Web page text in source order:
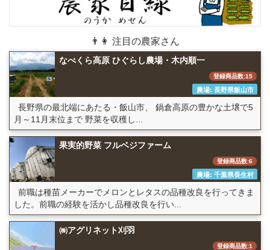
👨👩 注目の農家さん
なべくら高原 ひぐらし農場・木内順一
登録商品数:15
農場: 長野県飯山市
長野県の最北端にあたる・飯山市、 鍋倉高原の豊かな土壌で5
月～11月末位まで 野菜を収穫し...
果実的野菜 フルベジファーム
登録商品数:6
農場: 千葉県長生村
前職は種苗メーカーでメロンとレタスの品種改良を行ってきま
した。前職の経験を活かし品種改良を行い...
㈱アグリネット刈羽
登録商品数:1